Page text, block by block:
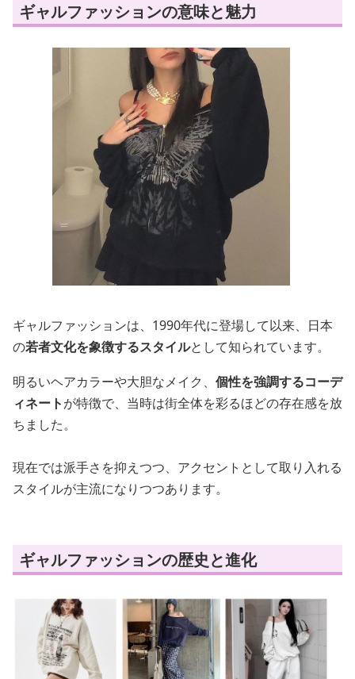
ギャルファッションの意味と魅力
ギャルファッションは、1990年代に登場して以来、日本
の若者文化を象徴するスタイルとして知られています。
明るいヘアカラーや大胆なメイク、 個性を強調するコーデ
ィネートが特徴で、当時は街全体を彩るほどの存在感を放
ちました。
現在では派手さを抑えつつ、アクセントとして取り入れる
スタイルが主流になりつつあります。
ギャルファッションの歴史と進化